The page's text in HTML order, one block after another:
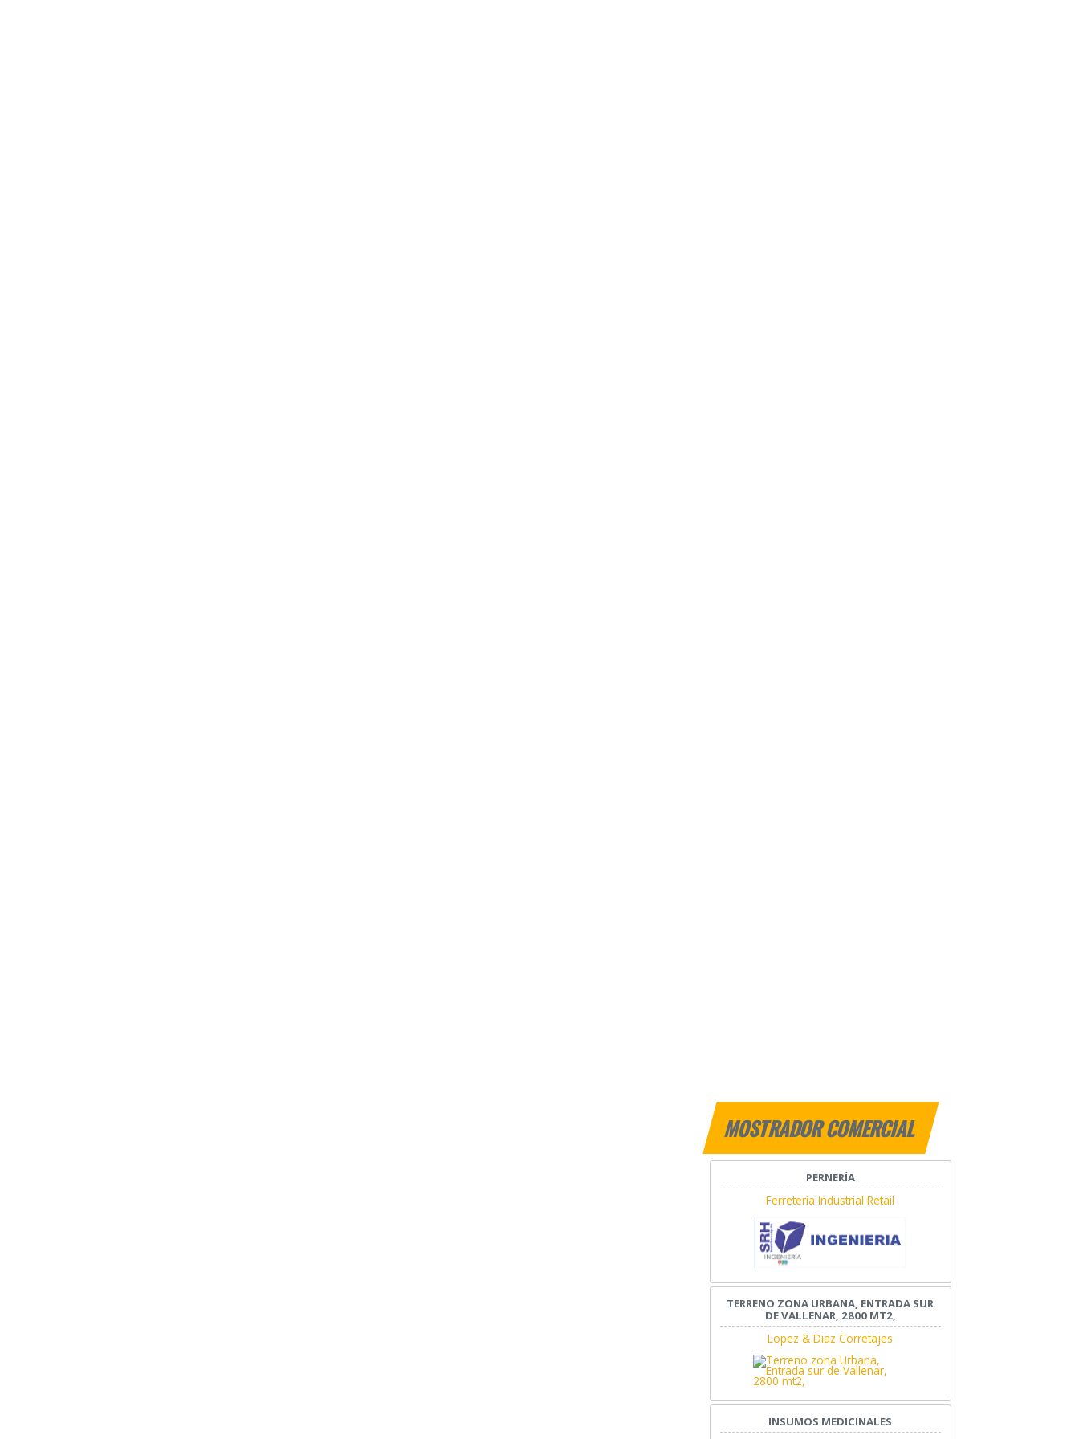
MOSTRADOR COMERCIAL
PERNERÍA
Ferretería Industrial Retail
TERRENO ZONA URBANA, ENTRADA SUR
DE VALLENAR, 2800 MT2,
Lopez & Diaz Corretajes
INSUMOS MEDICINALES